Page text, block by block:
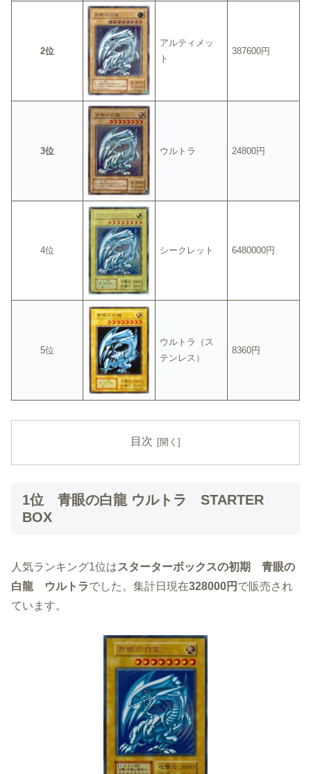
2位
アルティメッ
ト
387600円
3位 ウルトラ 24800円
4位 シークレット 6480000円
5位
ウルトラ（ス
テンレス）
8360円
目次
1位 青眼の白龍 ウルトラ STARTER
BOX
人気ランキング1位はスターターボックスの初期 青眼の
白龍 ウルトラでした。集計日現在328000円 で販売され
ています。